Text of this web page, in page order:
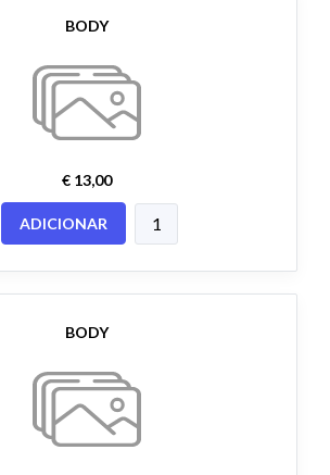
BODY
€ 13,00
ADICIONAR
BODY